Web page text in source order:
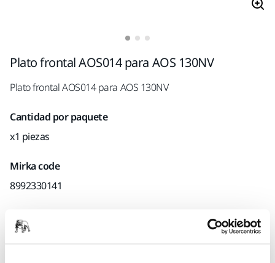
Plato frontal AOS014 para AOS 130NV
Plato frontal AOS014 para AOS 130NV
Cantidad por paquete
x1 piezas
Mirka code
8992330141